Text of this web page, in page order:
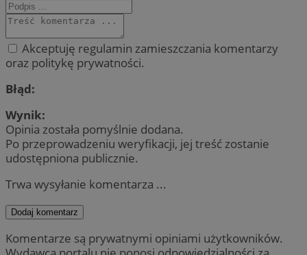
Akceptuję regulamin zamieszczania komentarzy
oraz politykę prywatności.
Błąd:
Wynik:
Opinia została pomyślnie dodana.
Po przeprowadzeniu weryfikacji, jej treść zostanie
udostępniona publicznie.
Trwa wysyłanie komentarza ...
Dodaj komentarz
Komentarze są prywatnymi opiniami użytkowników.